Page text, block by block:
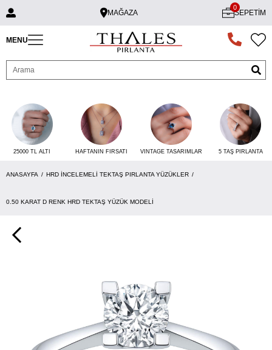
MAĞAZA SEPETIM
0
MENU
25000 TL ALTI HAFTANIN FIRSATI VINTAGE TASARIMLAR 5 TAŞ PIRLANTA
ANASAYFA HRD İNCELEMELI TEKTAŞ PIRLANTA YÜZÜKLER
0.50 KARAT D RENK HRD TEKTAŞ YÜZÜK MODELI